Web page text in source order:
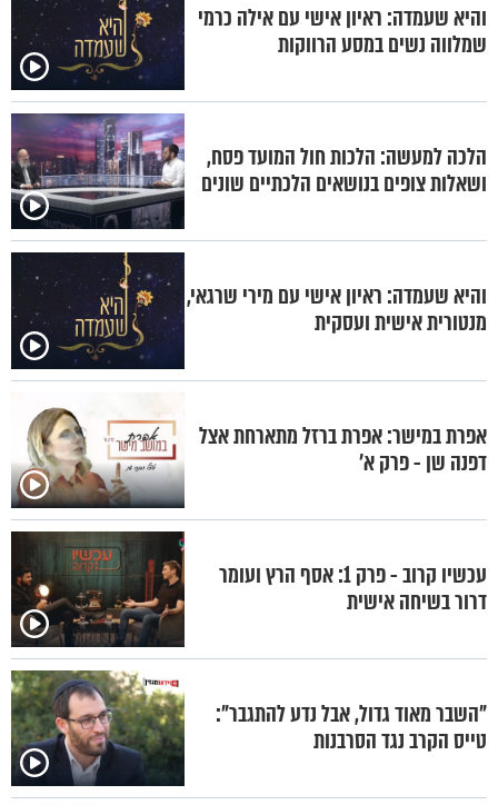
והיא שעמדה: ראיון אישי עם אילה כרמי
שמלווה נשים במסע הרווקות
הלכה למעשה: הלכות חול המועד פסח,
ושאלות צופים בנושאים הלכתיים שונים
והיא שעמדה: ראיון אישי עם מירי שרגאי,
מנטורית אישית ועסקית
אפרת במישר: אפרת ברזל מתארחת אצל
דפנה שן - פרק א’
עכשיו קרוב - פרק 1: אסף הרץ ועומר
דרור בשיחה אישית
"השבר מאוד גדול, אבל נדע להתגבר":
טייס הקרב נגד הסרבנות